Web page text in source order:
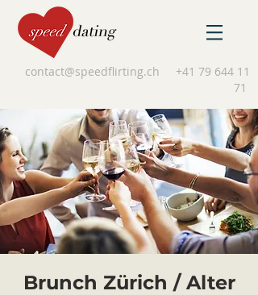
contact@speedflirting.ch
+41 79 644 11
71
Brunch Zürich / Alter